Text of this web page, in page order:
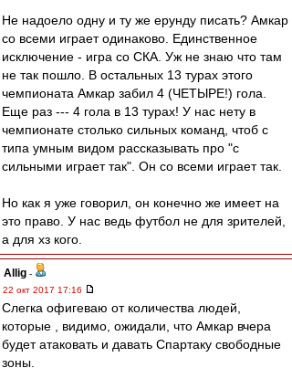
Не надоело одну и ту же ерунду писать? Амкар
со всеми играет одинаково. Единственное
исключение - игра со СКА. Уж не знаю что там
не так пошло. В остальных 13 турах этого
чемпионата Амкар забил 4 (ЧЕТЫРЕ!) гола.
Еще раз --- 4 гола в 13 турах! У нас нету в
чемпионате столько сильных команд, чтоб с
типа умным видом рассказывать про "с
сильными играет так". Он со всеми играет так.
Но как я уже говорил, он конечно же имеет на
это право. У нас ведь футбол не для зрителей,
а для хз кого.
Allig -
22 окт 2017 17:16
Слегка офигеваю от количества людей,
которые , видимо, ожидали, что Амкар вчера
будет атаковать и давать Спартаку свободные
зоны.